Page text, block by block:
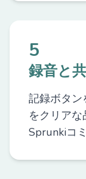
5
録音と
記録ボタン
をクリア
Sprunkiコ